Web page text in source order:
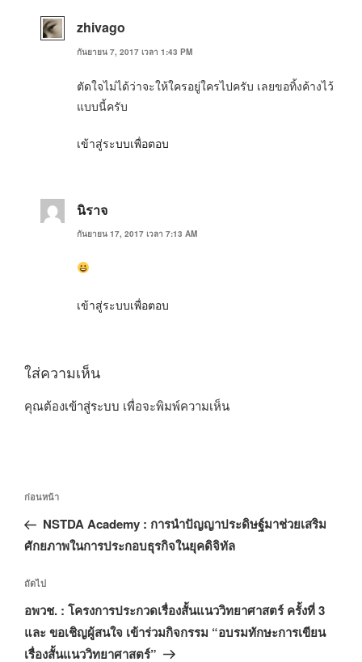
zhivago
กันยายน 7, 2017 เวลา 1:43 PM
ตัดใจไม่ได้ว่าจะให้ใครอยู่ใครไปครับ เลยขอทิ้งค้างไว้
แบบนี้ครับ
เข้าสู่ระบบเพื่อตอบ
นิราจ
กันยายน 17, 2017 เวลา 7:13 AM
เข้าสู่ระบบเพื่อตอบ
ใส่ความเห็น
คุณต้องเข้าสู่ระบบ เพื่อจะพิมพ์ความเห็น
แนะแนว
เรื่อง
เรื่อง
ก่อน
หน้า
ก่อนหน้า
NSTDA Academy : การนำปัญญาประดิษฐ์มาช่วยเสริม
ศักยภาพในการประกอบธุรกิจในยุคดิจิทัล
เรื่อง
ถัด
ไป
ถัดไป
อพวช. : โครงการประกวดเรื่องสั้นแนววิทยาศาสตร์ ครั้งที่ 3
และ ขอเชิญผู้สนใจ เข้าร่วมกิจกรรม “อบรมทักษะการเขียน
เรื่องสั้นแนววิทยาศาสตร์”